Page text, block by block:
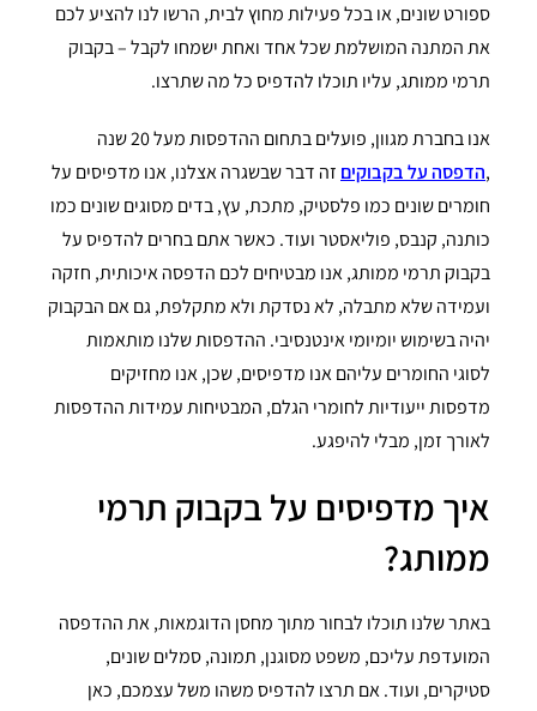
ספורט שונים, או בכל פעילות מחוץ לבית, הרשו לנו להציע לכם
את המתנה המושלמת שכל אחד ואחת ישמחו לקבל – בקבוק
תרמי ממותג, עליו תוכלו להדפיס כל מה שתרצו.
אנו בחברת מגוון, פועלים בתחום ההדפסות מעל 20 שנה
,הדפסה על בקבוקים זה דבר שבשגרה אצלנו, אנו מדפיסים על
חומרים שונים כמו פלסטיק, מתכת, עץ, בדים מסוגים שונים כמו
כותנה, קנבס, פוליאסטר ועוד. כאשר אתם בחרים להדפיס על
בקבוק תרמי ממותג, אנו מבטיחים לכם הדפסה איכותית, חזקה
ועמידה שלא מתבלה, לא נסדקת ולא מתקלפת, גם אם הבקבוק
יהיה בשימוש יומיומי אינטנסיבי. ההדפסות שלנו מותאמות
לסוגי החומרים עליהם אנו מדפיסים, שכן, אנו מחזיקים
מדפסות ייעודיות לחומרי הגלם, המבטיחות עמידות ההדפסות
לאורך זמן, מבלי להיפגע.
איך מדפיסים על בקבוק תרמי
ממותג?
באתר שלנו תוכלו לבחור מתוך מחסן הדוגמאות, את ההדפסה
המועדפת עליכם, משפט מסוגנן, תמונה, סמלים שונים,
סטיקרים, ועוד. אם תרצו להדפיס משהו משל עצמכם, כאן